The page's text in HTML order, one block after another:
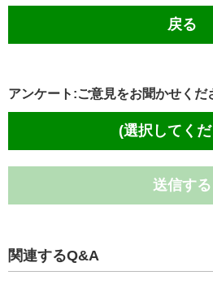
戻る
アンケート:ご意見をお聞かせくだ
(選択してく
送信する
関連するQ&A